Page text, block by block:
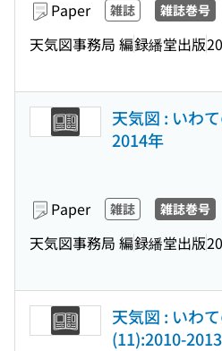
Paper 雑誌 雑誌巻号
天気図事務局 編録繙堂出版
天気図 : いわ
2014年
Paper 雑誌 雑誌巻号
天気図事務局 編録繙堂出版
天気図 : いわ
(11):2010-2013